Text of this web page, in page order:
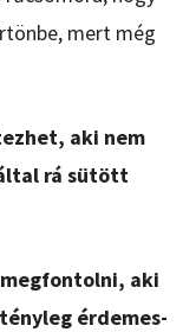
mert még
aki nem
rá sütött
aki
érdemes-